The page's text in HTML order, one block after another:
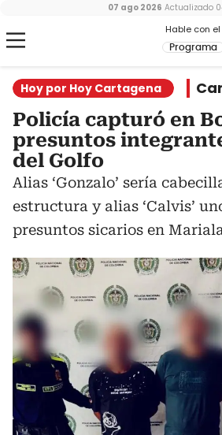
Hable con el
Programa
07 ago 2026 Actualizado
Hoy por Hoy Cartagena
Policía capturó en
presuntos
del Golfo
Alias ‘Gonzalo’ sería
estructura y alias ‘Calvis’
presuntos sicarios en